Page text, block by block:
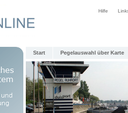
Hilfe
Start Pegelauswahl über Karte